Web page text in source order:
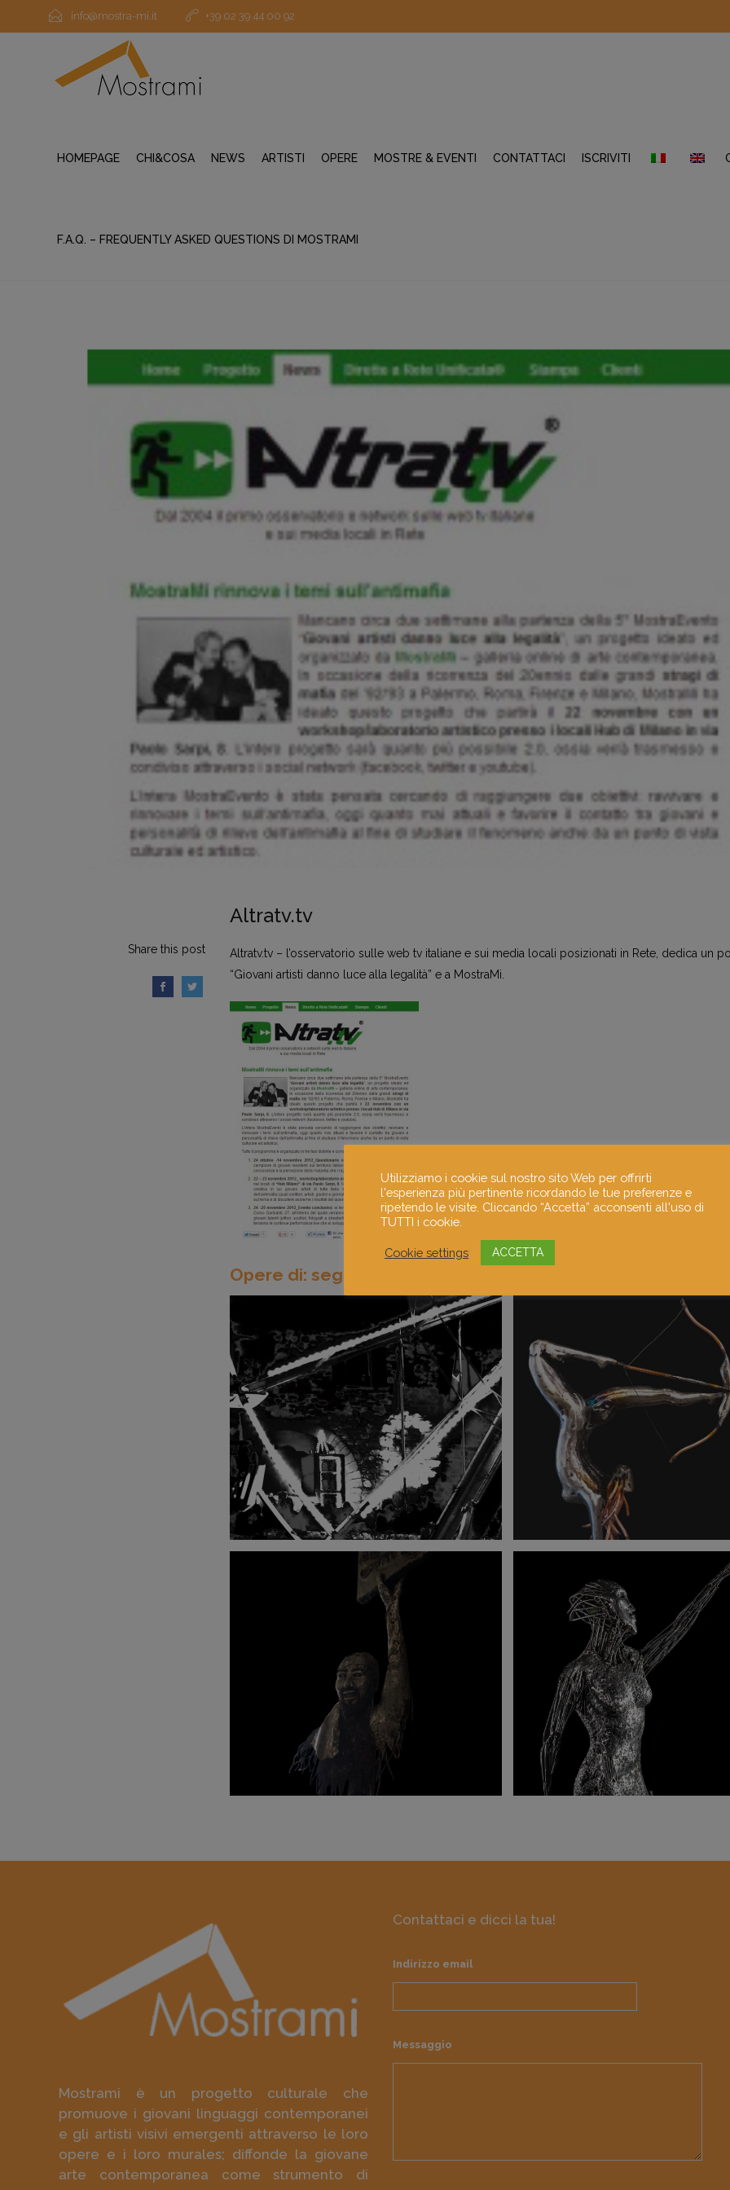
info@mostra-mi.it +39 02 39 44 00 92
HOMEPAGE CHI&COSA NEWS ARTISTI OPERE MOSTRE & EVENTI CONTATTACI ISCRIVITI
F.A.Q. – FREQUENTLY ASKED QUESTIONS DI MOSTRAMI
Altratv.tv
Share this post
Altratv.tv – l’osservatorio sulle web tv italiane e sui media locali posizionati in Rete, dedica un
“Giovani artisti danno luce alla legalità” e a MostraMi.
Opere di: segreteria
Mostrami è un progetto culturale che
promuove i giovani linguaggi contemporanei
e gli artisti visivi emergenti attraverso le loro
opere e i loro murales; diffonde la giovane
arte contemporanea come strumento di
Contattaci e dicci la tua!
Indirizzo email
Messaggio
Utilizziamo i cookie sul nostro sito Web per offrirti
l'esperienza più pertinente ricordando le tue preferenze e
ripetendo le visite. Cliccando “Accetta” acconsenti all'uso di
TUTTI i cookie.
Cookie settings ACCETTA